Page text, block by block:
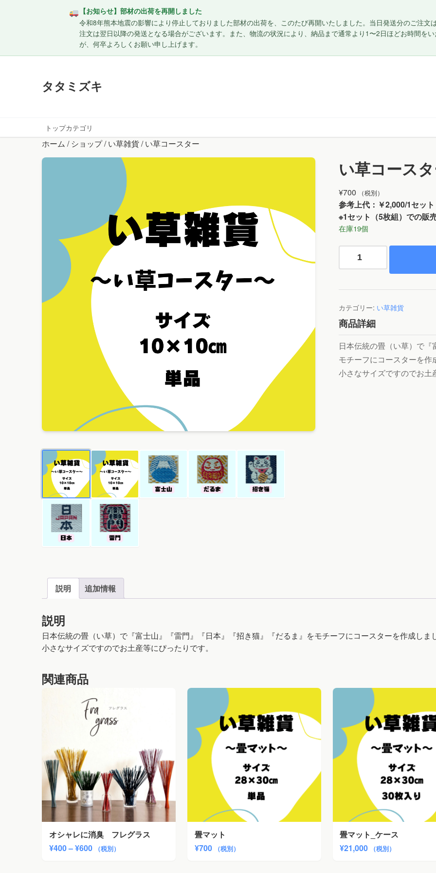
【お知らせ】部材の出荷を再開しました
令和8年熊本地震の影響により停止しておりました部材の出荷を、このたび再開いたしました。当日発送分のご注
注文は翌日以降の発送となる場合がございます。また、物流の状況により、納品まで通常より1〜2日ほどお時間を
が、何卒よろしくお願い申し上げます。
タタミズキ
トップカテゴリ
ホーム / ショップ/い草雑貨/ い草コースター
い草コース
¥700 （税別）
参考上代：￥2,000/1セット
※1セット（5枚組）での販
在庫19個
ー
タ
ー
個
カテゴリー: い草雑貨
商品詳細
日本伝統の畳（い草）で
モチーフにコースターを作
小さなサイズですのでお土
説明 追加情報
説明
日本伝統の畳（い草）で『富士山』『雷門』『日本』『招き猫』『だるま』をモチーフにコースターを作成しま
小さなサイズですのでお土産等にぴったりです。
関連商品
オシャレに消臭 フレグラス
¥400–¥600価（税別）
畳マット
¥700 （税別）
畳マット_ケース
¥21,000 （税別）